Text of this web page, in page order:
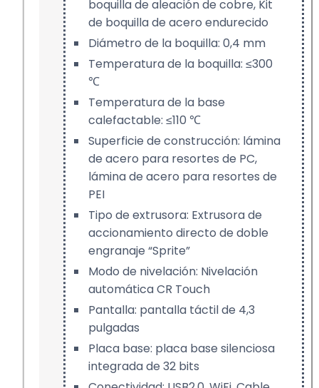
boquilla de aleación de cobre, Kit
de boquilla de acero endurecido
Diámetro de la boquilla: 0,4 mm
Temperatura de la boquilla: ≤300
℃
Temperatura de la base
calefactable: ≤110 ℃
Superficie de construcción: lámina
de acero para resortes de PC,
lámina de acero para resortes de
PEI
Tipo de extrusora: Extrusora de
accionamiento directo de doble
engranaje “Sprite”
Modo de nivelación: Nivelación
automática CR Touch
Pantalla: pantalla táctil de 4,3
pulgadas
Placa base: placa base silenciosa
integrada de 32 bits